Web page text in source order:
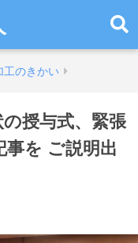
工のきかい
授与式、緊張
事を ご説明出